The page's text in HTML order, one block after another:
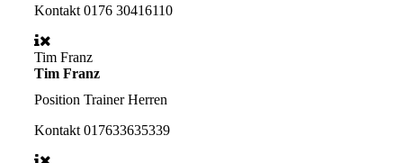
Kontakt 0176 30416110
Tim Franz
Tim Franz
Position Trainer Herren
Kontakt 017633635339